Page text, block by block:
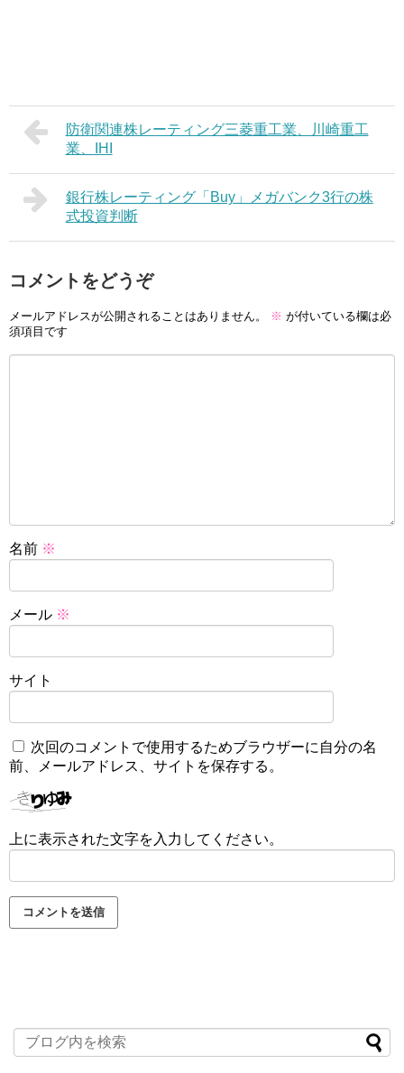
防衛関連株レーティング三菱重工業、川崎重工
業、IHI
銀行株レーティング「Buy」メガバンク3行の株
式投資判断
コメントをどうぞ
メールアドレスが公開されることはありません。 ※ が付いている欄は必
須項目です
名前 ※
メール ※
サイト
次回のコメントで使用するためブラウザーに自分の名
前、メールアドレス、サイトを保存する。
上に表示された文字を入力してください。